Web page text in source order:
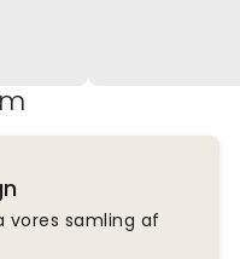
samling af